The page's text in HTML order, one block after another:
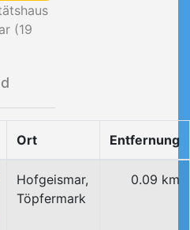
(19
Ort Entfernung
Hofgeismar,
Töpfermark
0.09 km